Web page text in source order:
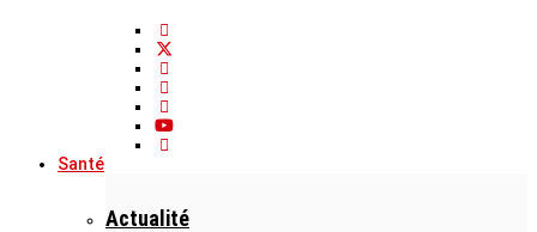
Santé
Actualité